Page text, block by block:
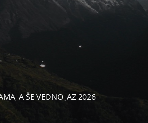
A ŠE VEDNO JAZ 2026